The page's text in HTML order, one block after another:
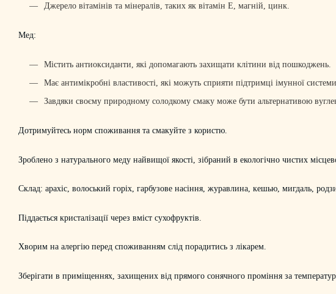
Джерело вітамінів та мінералів, таких як вітамін Е, магній, цинк.
Мед:
Містить антиоксиданти, які допомагають захищати клітини від пошкоджень.
Має антимікробні властивості, які можуть сприяти підтримці імунної
Завдяки своєму природному солодкому смаку може бути альтернативою
Дотримуйтесь норм споживання та смакуйте з користю.
Зроблено з натурального меду найвищої якості, зібраний в екологічно чистих
Склад: арахіс, волоський горіх, гарбузове насіння, журавлина, кешью, мигдаль,
Піддається кристалізації через вміст сухофруктів.
Хворим на алергію перед споживанням слід порадитись з лікарем.
Зберігати в приміщеннях, захищених від прямого сонячного проміння за